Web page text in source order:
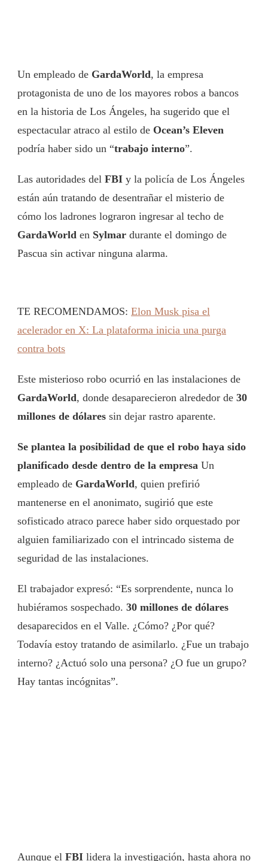
Un empleado de GardaWorld, la empresa
protagonista de uno de los mayores robos a bancos
en la historia de Los Ángeles, ha sugerido que el
espectacular atraco al estilo de Ocean’s Eleven
podría haber sido un “trabajo interno”.
Las autoridades del FBI y la policía de Los Ángeles
están aún tratando de desentrañar el misterio de
cómo los ladrones lograron ingresar al techo de
GardaWorld en Sylmar durante el domingo de
Pascua sin activar ninguna alarma.
TE RECOMENDAMOS: Elon Musk pisa el
acelerador en X: La plataforma inicia una purga
contra bots
Este misterioso robo ocurrió en las instalaciones de
GardaWorld, donde desaparecieron alrededor de 30
millones de dólares sin dejar rastro aparente.
Se plantea la posibilidad de que el robo haya sido
planificado desde dentro de la empresa Un
empleado de GardaWorld, quien prefirió
mantenerse en el anonimato, sugirió que este
sofisticado atraco parece haber sido orquestado por
alguien familiarizado con el intrincado sistema de
seguridad de las instalaciones.
El trabajador expresó: “Es sorprendente, nunca lo
hubiéramos sospechado. 30 millones de dólares
desaparecidos en el Valle. ¿Cómo? ¿Por qué?
Todavía estoy tratando de asimilarlo. ¿Fue un trabajo
interno? ¿Actuó solo una persona? ¿O fue un grupo?
Hay tantas incógnitas”.
Aunque el FBI lidera la investigación, hasta ahora no